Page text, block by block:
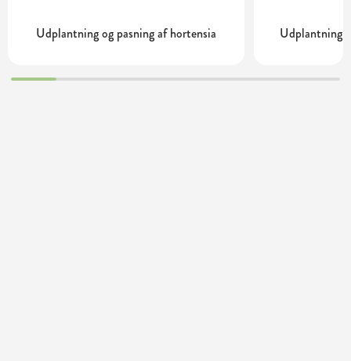
Udplantning og pasning af hortensia Udplantning